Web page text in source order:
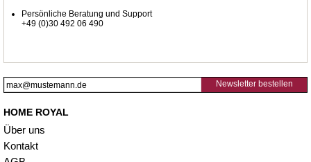
Persönliche Beratung und Support
+49 (0)30 492 06 490
Newsletter bestellen
HOME ROYAL
Über uns
Kontakt